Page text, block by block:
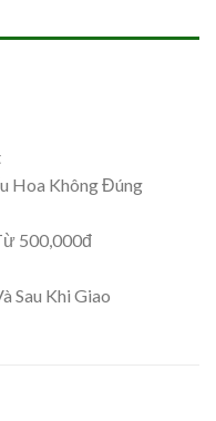
Hoa Không Đúng
500,000đ
Sau Khi Giao